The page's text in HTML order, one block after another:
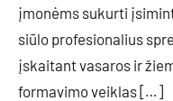
įmonėms sukurti
siūlo profesionalius
įskaitant vasaros ir
formavimo veiklas […]